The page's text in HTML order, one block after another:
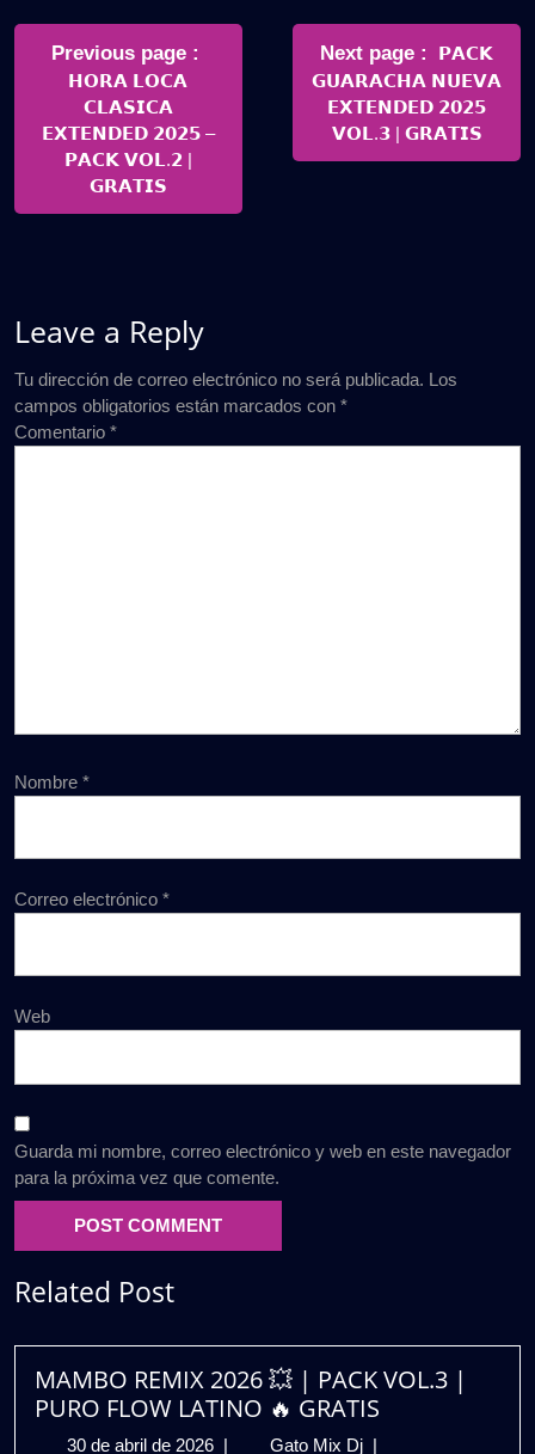
Navegación
entradas
Previous page
𝗛𝗢𝗥𝗔 𝗟𝗢𝗖𝗔
𝗖𝗟𝗔𝗦𝗜𝗖𝗔
𝗘𝗫𝗧𝗘𝗡𝗗𝗘𝗗 𝟮𝟬𝟮𝟱 –
𝗣𝗔𝗖𝗞 𝗩𝗢𝗟.𝟮 |
𝗚𝗥𝗔𝗧𝗜𝗦
Next page
Newer
Posts
𝗣𝗔𝗖𝗞
𝗚𝗨𝗔𝗥𝗔𝗖𝗛𝗔 𝗡𝗨𝗘𝗩𝗔
𝗘𝗫𝗧𝗘𝗡𝗗𝗘𝗗 𝟮𝟬𝟮𝟱
𝗩𝗢𝗟.𝟯 | 𝗚𝗥𝗔𝗧𝗜𝗦
Leave a Reply
Tu dirección de correo electrónico no será publicada. Los
campos obligatorios están marcados con *
Comentario *
Nombre *
Correo electrónico *
Web
Guarda mi nombre, correo electrónico y web en este navegador
para la próxima vez que comente.
Related Post
MAMBO REMIX 2026 💥 | PACK VOL.3 |
PURO FLOW LATINO 🔥 GRATIS
30 de abril de 2026 30| Gato Mix Dj MAMBO
|